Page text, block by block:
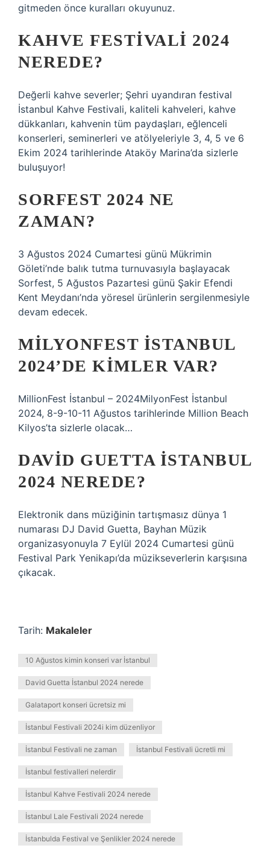
gitmeden önce kuralları okuyunuz.
KAHVE FESTIVALI 2024
NEREDE?
Değerli kahve severler; Şehri uyandıran festival
İstanbul Kahve Festivali, kaliteli kahveleri, kahve
dükkanları, kahvenin tüm paydaşları, eğlenceli
konserleri, seminerleri ve atölyeleriyle 3, 4, 5 ve 6
Ekim 2024 tarihlerinde Ataköy Marina’da sizlerle
buluşuyor!
SORFEST 2024 NE
ZAMAN?
3 Ağustos 2024 Cumartesi günü Mükrimin
Göleti’nde balık tutma turnuvasıyla başlayacak
Sorfest, 5 Ağustos Pazartesi günü Şakir Efendi
Kent Meydanı’nda yöresel ürünlerin sergilenmesiyle
devam edecek.
MILYONFEST İSTANBUL
2024’DE KIMLER VAR?
MillionFest İstanbul – 2024MilyonFest İstanbul
2024, 8-9-10-11 Ağustos tarihlerinde Million Beach
Kilyos’ta sizlerle olacak…
DAVID GUETTA İSTANBUL
2024 NEREDE?
Elektronik dans müziğinin tartışmasız dünya 1
numarası DJ David Guetta, Bayhan Müzik
organizasyonuyla 7 Eylül 2024 Cumartesi günü
Festival Park Yenikapı’da müzikseverlerin karşısına
çıkacak.
Tarih: Makaleler
10 Ağustos kimin konseri var İstanbul
David Guetta İstanbul 2024 nerede
Galataport konseri ücretsiz mi
İstanbul Festivali 2024i kim düzenliyor
İstanbul Festivali ne zaman İstanbul Festivali ücretli mi
İstanbul festivalleri nelerdir
İstanbul Kahve Festivali 2024 nerede
İstanbul Lale Festivali 2024 nerede
İstanbulda Festival ve Şenlikler 2024 nerede